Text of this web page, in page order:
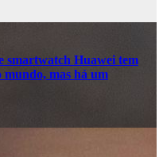
smartwatch Huawei tem
mundo, mas há um